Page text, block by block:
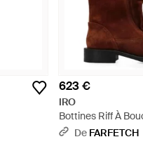
623 €
IRO
Bottines Riff À
De FARFETCH